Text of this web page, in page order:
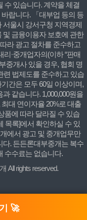
수 있습니다. 계약을 체결
랍니다. 「대부업 등의 등
서울시 강서구청 지역경제
및 금융이용자 보호에 관한
라 광고 절차를 준수하고
·중개업자의(이하 “판매
중개사 있을 경우, 협회 명
련 법제도를 준수하고 있습
간은 모두 60일 이상이며,
같습니다. 1,000,000원을
대 연이자율 20%로 대출
품에 따라 달라질 수 있습
목록]에서 확인하실 수 있
에서 광고 및 중개업무만
다. 든든론대부중개는 복수
수수료는 없습니다.
All rights reserved.
🚀